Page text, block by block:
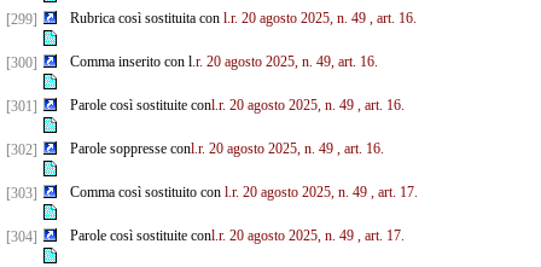
[299] Rubrica così sostituita con l.r. 20 agosto 2025, n. 49 , art. 16.
[300] Comma inserito con l.r. 20 agosto 2025, n. 49, art. 16.
[301] Parole così sostituite conl.r. 20 agosto 2025, n. 49 , art. 16.
[302] Parole soppresse conl.r. 20 agosto 2025, n. 49 , art. 16.
[303] Comma così sostituito con l.r. 20 agosto 2025, n. 49 , art. 17.
[304] Parole così sostituite conl.r. 20 agosto 2025, n. 49 , art. 17.